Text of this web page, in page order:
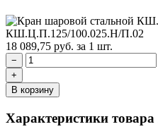
18 089,75 руб. за 1 шт.
−
+
В корзину
Характеристики товара